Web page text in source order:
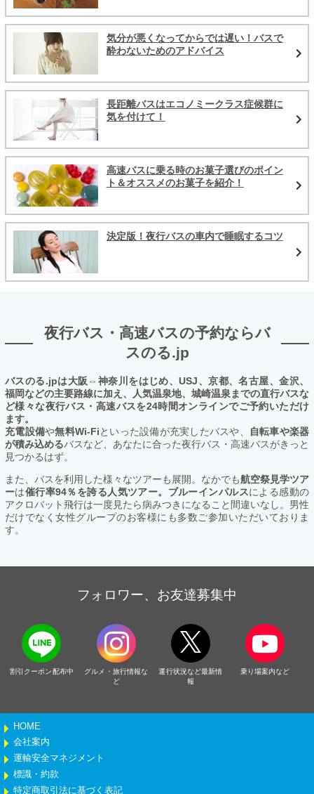
気分が悪くなってからでは遅い！バスで
酔わないためのアドバイス
長距離バスはエコノミークラス症候群に
気を付けて！
高速バスに乗る時のお菓子選びのポイン
ト＆オススメのお菓子を紹介！
決定版！夜行バスの車内で睡眠するコツ
夜行バス・高速バスの予約ならバ
スのる.jp
バスのる.jpは大阪⇔神奈川をはじめ、USJ、京都、名古屋、金沢、
福岡などの主要路線に加え、人気温泉地、城崎温泉までの直行バスな
ど様々な夜行バス・高速バスを24時間オンラインでご予約いただけ
ます。
充電設備や無料Wi-Fiといった設備が充実したバスや、
自転車や楽器
が積み込めるバスなど、あなたに合った夜行バス・高速バスがきっと
見つかるはず。
また、バスを利用した様々なツアーも展開。なかでも航空祭見学ツア
ーは催行率94％を誇る人気ツアー。ブルーインパルスによる感動の
アクロバット飛行は一度見たら病みつきになること間違いなし。男性
だけでなく女性グループのお客様にも多数ご参加いただいておりま
す。
フォロワー、お友達募集中
割引クーポン配布中
グルメ・旅行情報な
ど
運行状況など最新情
報
乗り場案内など
HOME
会社案内
運輸安全マネジメント
標識・約款
特定商取引法に基づく表記